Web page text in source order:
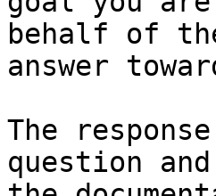
behalf of
answer
The
question